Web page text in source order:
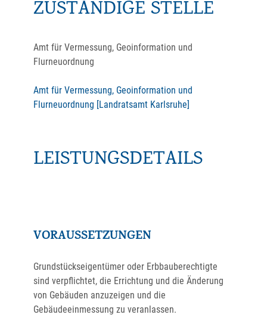
ZUSTÄNDIGE STELLE
Amt für Vermessung, Geoinformation und
Flurneuordnung
Amt für Vermessung, Geoinformation und
Flurneuordnung [Landratsamt Karlsruhe]
LEISTUNGSDETAILS
VORAUSSETZUNGEN
Grundstückseigentümer oder Erbbauberechtigte
sind verpflichtet, die Errichtung und die Änderung
von Gebäuden anzuzeigen und die
Gebäudeeinmessung zu veranlassen.